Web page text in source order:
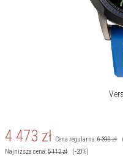
4 473 zł Cena regularna:6 390zł
Najniższa cena:5 112zł (-20%)